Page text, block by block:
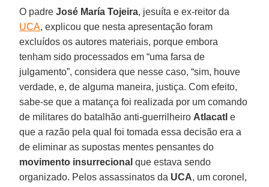
O padre José María Tojeira, jesuíta e ex-reitor da
UCA, explicou que nesta apresentação foram
excluídos os autores materiais, porque embora
tenham sido processados em “uma farsa de
julgamento”, considera que nesse caso, “sim, houve
verdade, e, de alguma maneira, justiça. Com efeito,
sabe-se que a matança foi realizada por um comando
de militares do batalhão anti-guerrilheiro Atlacatl e
que a razão pela qual foi tomada essa decisão era a
de eliminar as supostas mentes pensantes do
movimento insurrecional que estava sendo
organizado. Pelos assassinatos da UCA, um coronel,